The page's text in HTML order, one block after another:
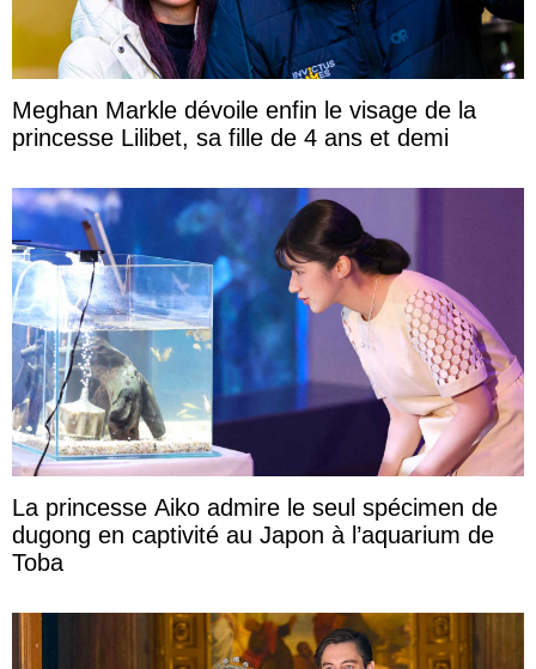
Meghan Markle dévoile enfin le visage de la
princesse Lilibet, sa fille de 4 ans et demi
La princesse Aiko admire le seul spécimen de
dugong en captivité au Japon à l’aquarium de
Toba